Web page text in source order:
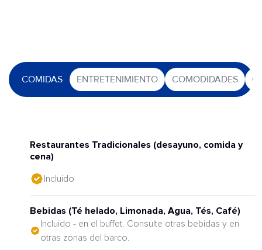
COMIDAS ENTRETENIMIENTO COMODIDADES
Restaurantes Tradicionales (desayuno, comida y
cena)
Incluido
Bebidas (Té helado, Limonada, Agua, Tés, Café)
Incluido - en el buffet. Consulte otras bebidas y en
otras zonas del barco.